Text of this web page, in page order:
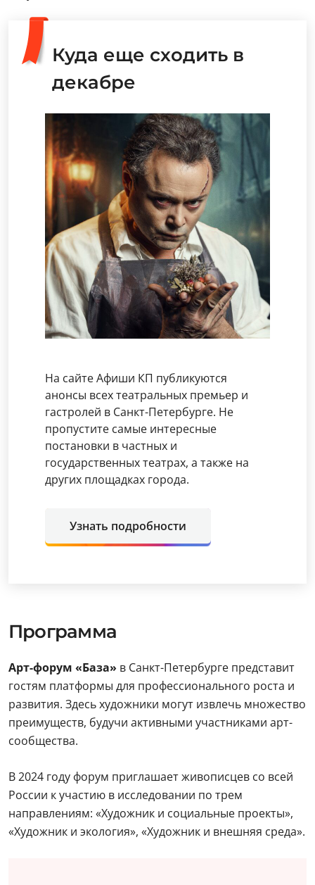
Куда еще сходить в
декабре
На сайте Афиши КП публикуются
анонсы всех театральных премьер и
гастролей в Санкт-Петербурге. Не
пропустите самые интересные
постановки в частных и
государственных театрах, а также на
других площадках города.
Узнать подробности
Программа
Арт-форум «База» в Санкт-Петербурге представит
гостям платформы для профессионального роста и
развития. Здесь художники могут извлечь множество
преимуществ, будучи активными участниками арт-
сообщества.
В 2024 году форум приглашает живописцев со всей
России к участию в исследовании по трем
направлениям: «Художник и социальные проекты»,
«Художник и экология», «Художник и внешняя среда».